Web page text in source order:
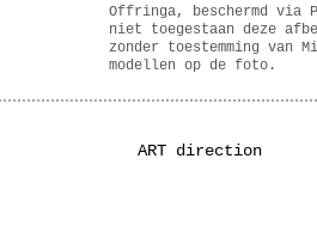
Offringa, beschermd
niet toegestaan deze
zonder toestemming van
modellen op de foto.
ART direction